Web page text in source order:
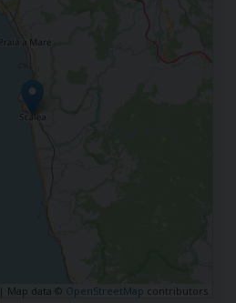
| Map data © OpenStreetMap contributors